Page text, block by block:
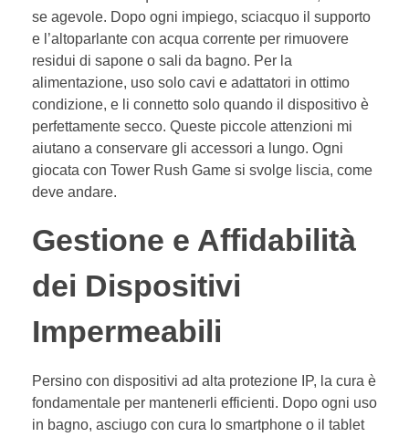
se agevole. Dopo ogni impiego, sciacquo il supporto
e l’altoparlante con acqua corrente per rimuovere
residui di sapone o sali da bagno. Per la
alimentazione, uso solo cavi e adattatori in ottimo
condizione, e li connetto solo quando il dispositivo è
perfettamente secco. Queste piccole attenzioni mi
aiutano a conservare gli accessori a lungo. Ogni
giocata con Tower Rush Game si svolge liscia, come
deve andare.
Gestione e Affidabilità
dei Dispositivi
Impermeabili
Persino con dispositivi ad alta protezione IP, la cura è
fondamentale per mantenerli efficienti. Dopo ogni uso
in bagno, asciugo con cura lo smartphone o il tablet